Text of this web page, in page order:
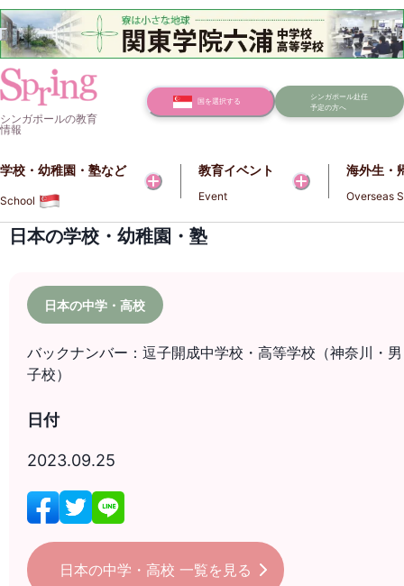
シンガポールの教育
情報
国を選択する
シンガポール赴任
予定の方へ
学校・幼稚園・塾など​​
School
教育イベント
Event
海外生・
Overseas
日本の学校・幼稚園・塾
日本の中学・高校
バックナンバー：逗子開成中学校・高等学校（神奈川・男
子校）
日付
2023.09.25
日本の中学・高校 一覧を見る